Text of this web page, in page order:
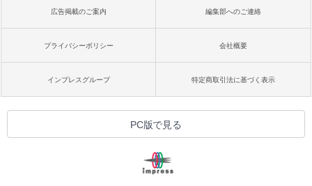
広告掲載のご案内 編集部へのご連絡
プライバシーポリシー 会社概要
インプレスグループ 特定商取引法に基づく表示
PC版で見る